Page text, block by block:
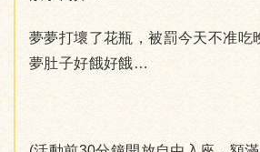
夢夢打壞了花瓶，被罰今天不准吃
夢肚子好餓好餓…